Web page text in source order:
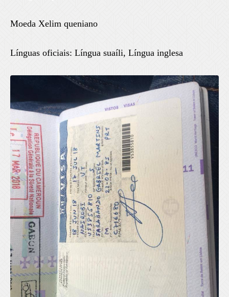
Moeda Xelim queniano
Línguas oficiais: Língua suaíli, Língua inglesa